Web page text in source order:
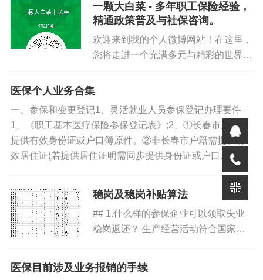
4.特殊人群管理
新生儿：出生90天内参保可追溯出生之日起待遇；未及
时登记的死亡新生儿可通过父母信息参保后报销。
学生：学籍地参保，困难学生可跨统筹区享受资助待
遇。
军人及家属：退役后及时接续医保，随军配偶就业后不
受等待期限制。
失业人员：由失业保险基金统一代缴职工医保费。
5.缴费与退费规则
职工医保由单位和个人按月共同缴费；灵活就业人员可
一颗大白菜 - 多年职工保险经验，
精通政策普及与社保咨询。
欢迎来到我的个人微博网站！在这里，
您将走进一个充满多元与精彩的世界。
旋律到前沿的科技动态，再到实用的计
春市“优秀经办人”社群的创办者...
医保个人业务合集
一、参保和变更登记1、灵活就业人员参保登记办理要件
1、《职工基本医疗保险参保登记表》;2、①长春市户籍需
提供有效身份证或户口簿原件。②非长春市户籍需提供有
效居住证(若提供居住证明需同步提供身份证或户口...
稳岗及稳岗补贴算法
## 1.什么样的参保企业可以领取失业
稳岗返还？ 生产经营活动符合国家及
满12个月以上，且不欠缴失业保险费
医保目前涉及业务报销的手续